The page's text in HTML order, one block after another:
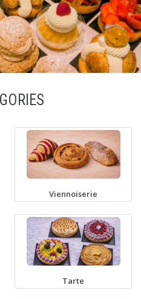
Viennoiserie
Tarte